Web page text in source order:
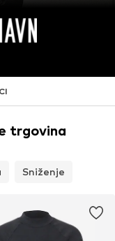
trgovina
Sniženje